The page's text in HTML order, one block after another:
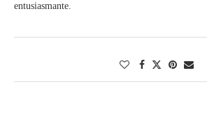
entusiasmante.